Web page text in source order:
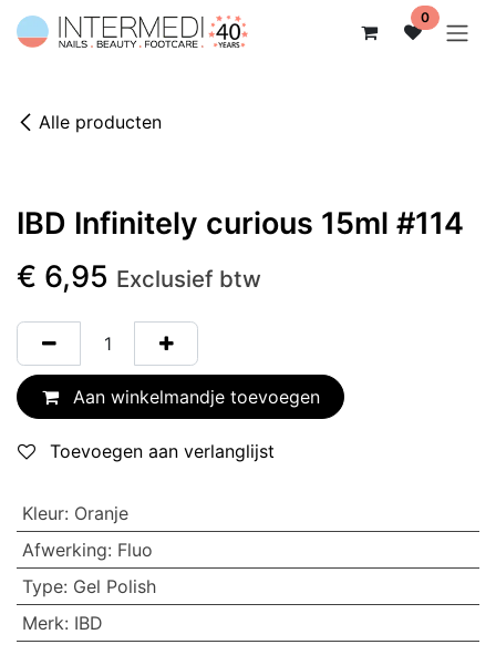
Overslaan naar inhoud 0
Alle producten
IBD Infinitely curious 15ml #114
€ 6,95 Exclusief btw
Aan winkelmandje toevoegen
Toevoegen aan verlanglijst
Kleur: Oranje
Afwerking: Fluo
Type: Gel Polish
Merk: IBD